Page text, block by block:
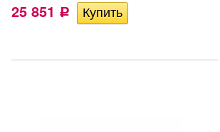
25 851 Р